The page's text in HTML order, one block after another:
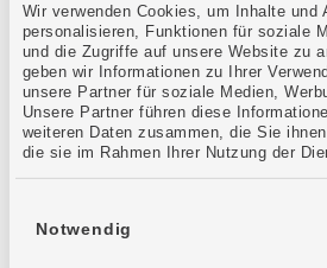
Wir verwenden Cookies, um Inhalte und
personalisieren, Funktionen für soziale
und die Zugriffe auf unsere Website zu
geben wir Informationen zu Ihrer
unsere Partner für soziale Medien,
Unsere Partner führen diese
weiteren Daten zusammen, die Sie
die sie im Rahmen Ihrer Nutzung der
Notwendig
Mehr erfahren
Kontaktformular